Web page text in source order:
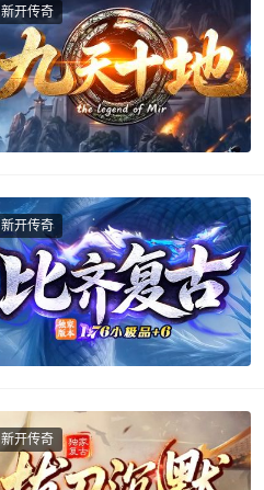
新开传奇
新开传奇
新开传奇